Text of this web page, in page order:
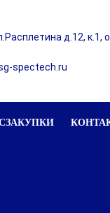
д.12, к.1,
spectech.ru